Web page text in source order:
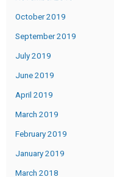
October 2019
September 2019
July 2019
June 2019
April 2019
March 2019
February 2019
January 2019
March 2018